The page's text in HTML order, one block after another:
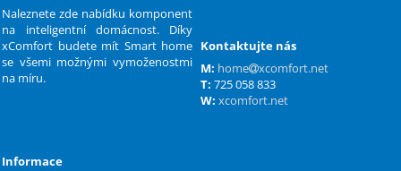
Naleznete zde nabídku komponent
na inteligentní domácnost. Díky
xComfort budete mít Smart home
se všemi možnými vymoženostmi
na míru.
Kontaktujte nás
M: home
xcomfort.net
T: 725 058 833
W: xcomfort.net
Informace